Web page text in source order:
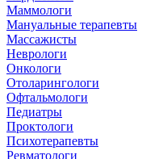
Маммологи
Мануальные терапевты
Массажисты
Неврологи
Онкологи
Отоларингологи
Офтальмологи
Педиатры
Проктологи
Психотерапевты
Ревматологи